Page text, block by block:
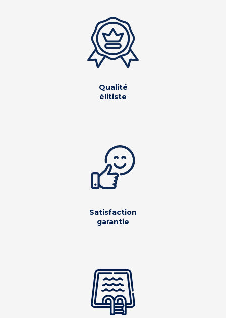
Qualité
élitiste
Satisfaction
garantie